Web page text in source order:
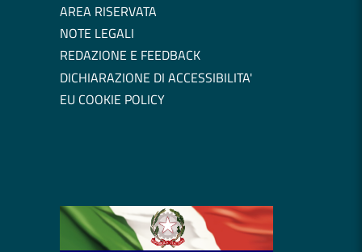
AREA RISERVATA
NOTE LEGALI
REDAZIONE E FEEDBACK
DICHIARAZIONE DI ACCESSIBILITA'
EU COOKIE POLICY